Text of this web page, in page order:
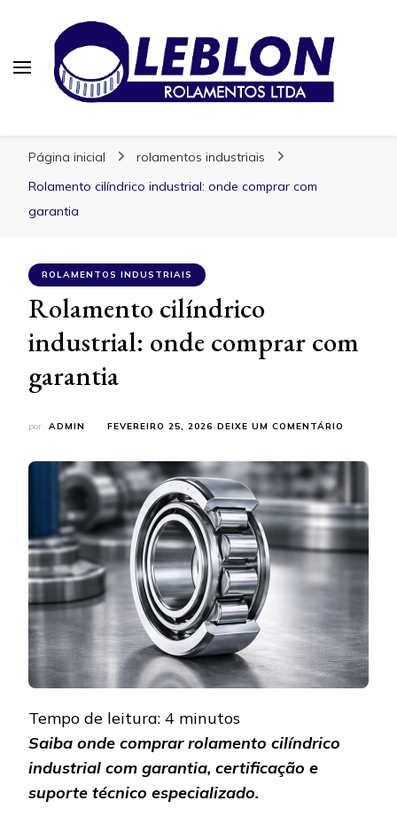
Página inicial
rolamentos industriais
Rolamento cilíndrico industrial: onde comprar com
garantia
ROLAMENTOS INDUSTRIAIS
Rolamento cilíndrico
industrial: onde comprar com
garantia
por ADMIN FEVEREIRO 25, 2026 DEIXE UM COMENTÁRIO
COMPRAR
COM
Tempo de leitura: 4 minutos
Saiba onde comprar rolamento cilíndrico
industrial com garantia, certificação e
suporte técnico especializado.